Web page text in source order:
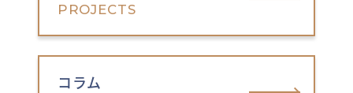
PROJECTS
コラム